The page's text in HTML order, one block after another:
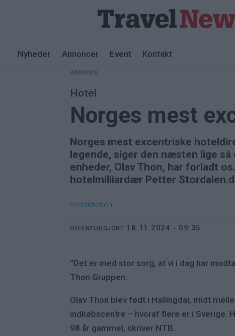
Nyheder Annoncer Event Kontakt
ANNONCE
Hotel
Norges mest
Norges mest excentriske
legende, siger den næsten lige
enheder, Olav Thon, har forladt
hotelmilliardær Petter
Redaktionen
OFFENTLIGGJORT 18.11.2024 - 09:35
”Det er med stor sorg, at vi i dag har
Thon Gruppen.
Olav Thon blev født i Hallingdal, midt
indkøbscentre – hvoraf flere er i Sverige.
98 år gammel, skriver NTB.